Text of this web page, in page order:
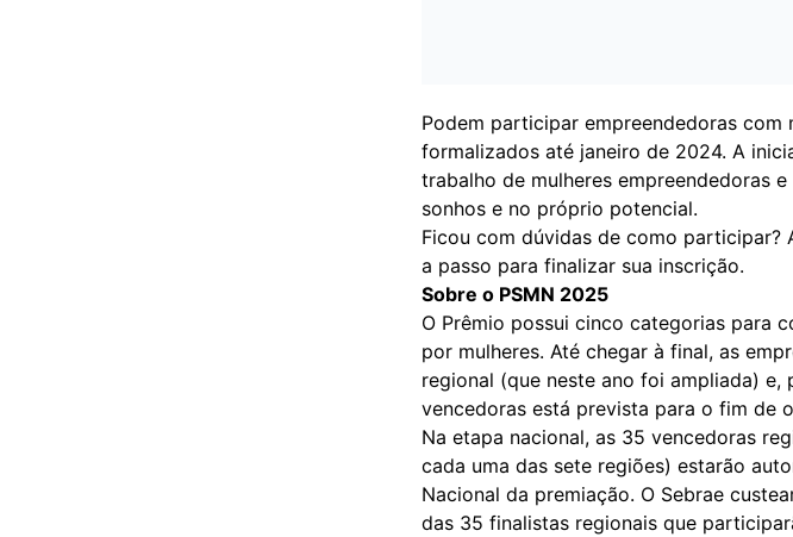
Podem participar empreendedoras
formalizados até janeiro de 2024. A
trabalho de mulheres empreendedoras
sonhos e no próprio potencial.
Ficou com dúvidas de como
a passo para finalizar sua inscrição.
Sobre o PSMN 2025
O Prêmio possui cinco categorias para
por mulheres. Até chegar à final, as
regional (que neste ano foi ampliada)
vencedoras está prevista para o fim de
Na etapa nacional, as 35 vencedoras
cada uma das sete regiões) estarão
Nacional da premiação. O Sebrae
das 35 finalistas regionais que